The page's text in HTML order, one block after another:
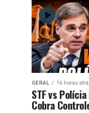
GERAL 16 horas
STF vs
Cobra